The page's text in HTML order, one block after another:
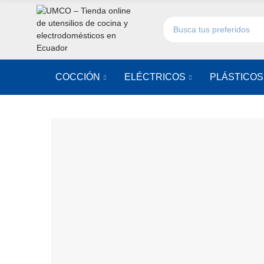
COCCIÓN ELÉCTRICOS PLÁSTICOS